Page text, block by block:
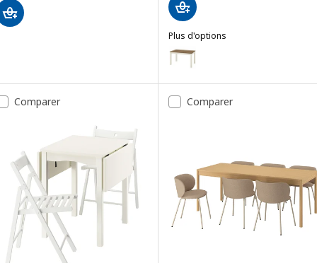
Plus d'options
ÅLHULT
Option : ÅLHULT, Table
Comparer Comparer